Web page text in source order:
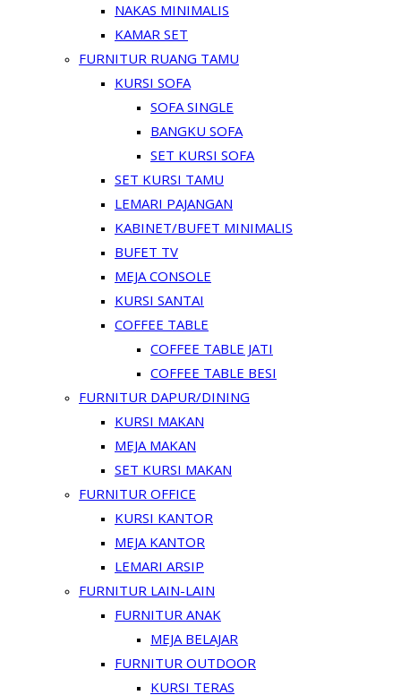
NAKAS MINIMALIS
KAMAR SET
FURNITUR RUANG TAMU
KURSI SOFA
SOFA SINGLE
BANGKU SOFA
SET KURSI SOFA
SET KURSI TAMU
LEMARI PAJANGAN
KABINET/BUFET MINIMALIS
BUFET TV
MEJA CONSOLE
KURSI SANTAI
COFFEE TABLE
COFFEE TABLE JATI
COFFEE TABLE BESI
FURNITUR DAPUR/DINING
KURSI MAKAN
MEJA MAKAN
SET KURSI MAKAN
FURNITUR OFFICE
KURSI KANTOR
MEJA KANTOR
LEMARI ARSIP
FURNITUR LAIN-LAIN
FURNITUR ANAK
MEJA BELAJAR
FURNITUR OUTDOOR
KURSI TERAS